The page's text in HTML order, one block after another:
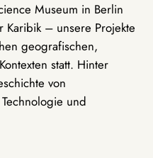
Museum in Berlin
Karibik – unsere Projekte
geografischen,
statt. Hinter
von
und